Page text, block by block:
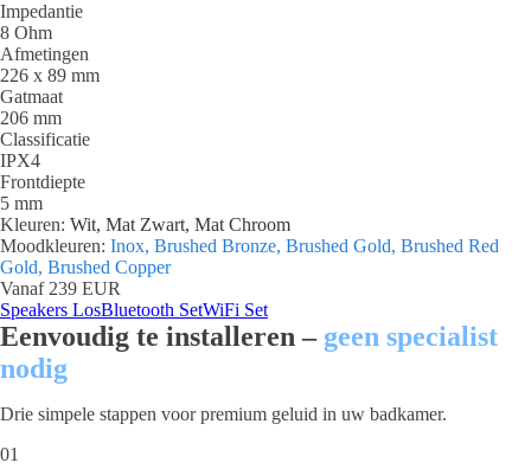
Impedantie
8 Ohm
Afmetingen
226 x 89 mm
Gatmaat
206 mm
Classificatie
IPX4
Frontdiepte
5 mm
Kleuren: Wit, Mat Zwart, Mat Chroom
Moodkleuren: Inox, Brushed Bronze, Brushed Gold, Brushed Red
Gold, Brushed Copper
Vanaf 239 EUR
Speakers LosBluetooth SetWiFi Set
Eenvoudig te installeren – geen specialist
nodig
Drie simpele stappen voor premium geluid in uw badkamer.
01